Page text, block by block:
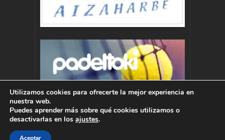
Utilizamos cookies para ofrecerte la mejor experiencia en
nuestra web.
Puedes aprender más sobre qué cookies utilizamos o
desactivarlas en los ajustes.
Aceptar